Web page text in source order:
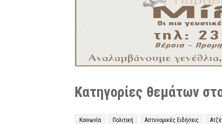
Κατηγορίες θεμάτων
Κοινωνία Πολιτική Αστυνομικές Ειδήσεις